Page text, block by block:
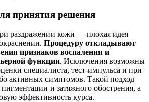
принятия решения
раздражении кожи — плохая идея
Процедуру откладывают
признаков воспаления и
функции. Исключения возможны
специалиста, тест-импульса и при
активных симптомов. Такой подход
и затяжного обострения, а
эффективность курса.